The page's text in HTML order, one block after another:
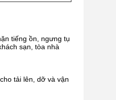
tiếng ồn, ngưng tụ
sạn, tòa nhà
tải lên, dỡ và vận